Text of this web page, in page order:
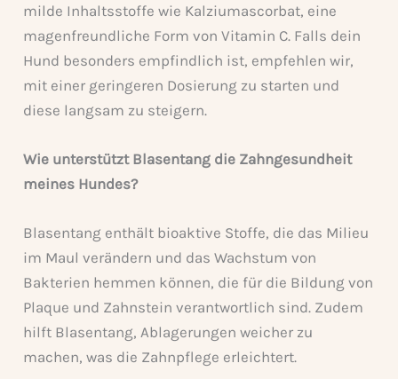
milde Inhaltsstoffe wie Kalziumascorbat, eine
magenfreundliche Form von Vitamin C. Falls dein
Hund besonders empfindlich ist, empfehlen wir,
mit einer geringeren Dosierung zu starten und
diese langsam zu steigern.
Wie unterstützt Blasentang die Zahngesundheit
meines Hundes?
Blasentang enthält bioaktive Stoffe, die das Milieu
im Maul verändern und das Wachstum von
Bakterien hemmen können, die für die Bildung von
Plaque und Zahnstein verantwortlich sind. Zudem
hilft Blasentang, Ablagerungen weicher zu
machen, was die Zahnpflege erleichtert.